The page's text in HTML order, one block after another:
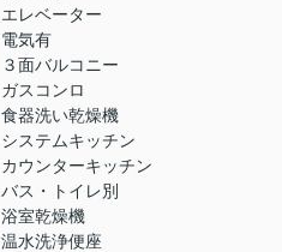
エレベーター
電気有
３面バルコニー
ガスコンロ
食器洗い乾燥機
システムキッチン
カウンターキッチン
バス・トイレ別
浴室乾燥機
温水洗浄便座